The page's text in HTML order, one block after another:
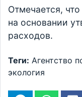
Отмечается,
на основании
расходов.
Теги: Агентство
экология